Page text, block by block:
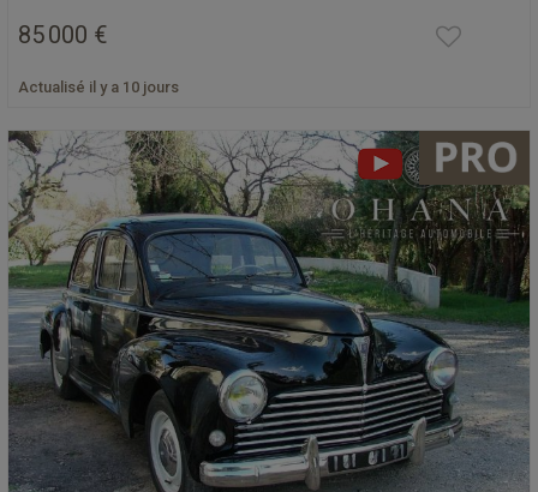
85 000 €
Actualisé il y a 10 jours